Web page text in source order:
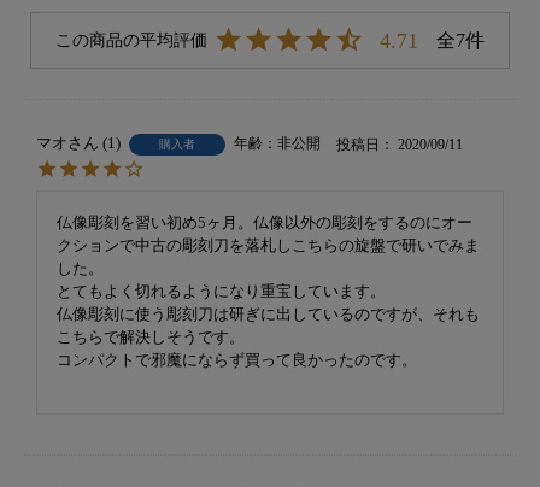
4.71 7
マオ 1 購入者 非公開 投稿日 2020/09/11
仏像彫刻を習い初め5ヶ月。仏像以外の彫刻をするのにオー
クションで中古の彫刻刀を落札しこちらの旋盤で研いでみま
した。
とてもよく切れるようになり重宝しています。
仏像彫刻に使う彫刻刀は研ぎに出しているのですが、それも
こちらで解決しそうです。
コンパクトで邪魔にならず買って良かったのです。